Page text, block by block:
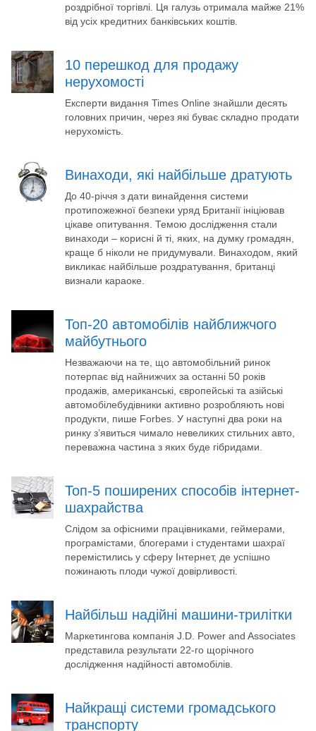
роздрібної торгівлі. Ця галузь отримала майже 21%
від усіх кредитних банківських коштів.
10 перешкод для продажу
нерухомості
Експерти видання Times Online знайшли десять
головних причин, через які буває складно продати
нерухомість.
Винаходи, які найбільше дратують
До 40-річчя з дати винайдення системи
протипожежної безпеки уряд Британії ініціював
цікаве опитування. Темою дослідження стали
винаходи – корисні й ті, яких, на думку громадян,
краще б ніколи не придумували. Винаходом, який
викликає найбільше роздратування, британці
визнали караоке.
Топ-20 автомобілів найближчого
майбутнього
Незважаючи на те, що автомобільний ринок
потерпає від найнижчих за останні 50 років
продажів, американські, європейські та азійські
автомобілебудівники активно розробляють нові
продукти, пише Forbes. У наступні два роки на
ринку з’явиться чимало невеликих стильних авто,
переважна частина з яких буде гібридами.
Топ-5 поширених способів інтернет-
шахрайства
Слідом за офісними працівниками, геймерами,
програмістами, блогерами і студентами шахраї
перемістились у сферу Інтернет, де успішно
пожинають плоди чужої довірливості.
Найбільш надійні машини-трилітки
Маркетингова компанія J.D. Power and Associates
представила результати 22-го щорічного
дослідження надійності автомобілів.
Найкращі системи громадського
транспорту